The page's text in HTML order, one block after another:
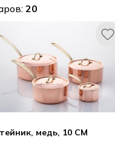
20
медь, 10 CM